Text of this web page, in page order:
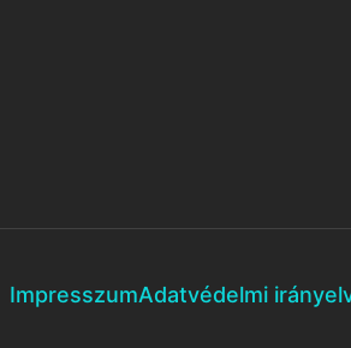
ImpresszumAdatvédelmi